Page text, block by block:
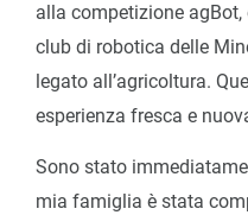
alla competizione
club di robotica delle
legato all’agricoltura.
esperienza fresca e
Sono stato
mia famiglia è stata